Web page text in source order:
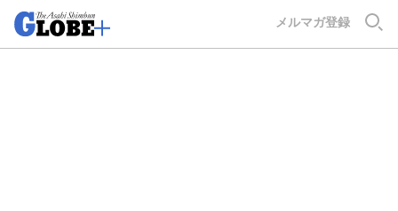
メルマガ登録